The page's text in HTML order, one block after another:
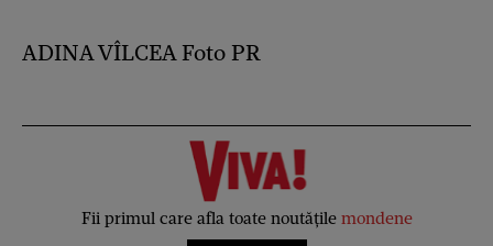
ADINA VÎLCEA Foto PR
Fii primul care afla toate noutățile mondene